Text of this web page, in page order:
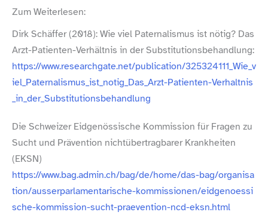
„Zum Gedenktag: Mit würdevoller Substitution und Safe
Zum Weiterlesen:
Dirk Schäffer (2018): Wie viel Paternalismus ist nötig? Das
Arzt-​Patienten-​Verhältnis in der Substitutionsbehandlung:
https://​www​.researchgate​.net/​p​u​b​l​i​c​a​t​i​o​n​/​3​2​5​3​2​4​1​1​1​_​W​i​e​_​v​
i​e​l​_​P​a​t​e​r​n​a​l​i​s​m​u​s​_​i​s​t​_​n​o​t​i​g​_​D​a​s​_​A​r​z​t​-​P​a​t​i​e​n​t​e​n​-​V​e​r​h​a​l​t​n​i​s​
_​i​n​_​d​e​r​_​S​u​b​s​t​i​t​u​t​i​o​n​s​b​e​h​a​n​d​l​ung
Die Schweizer Eidgenössische Kommission für Fragen zu
Sucht und Prävention nichtübertragbarer Krankheiten
(EKSN)
https://​www​.bag​.admin​.ch/​b​a​g​/​d​e​/​h​o​m​e​/​d​a​s​-​b​a​g​/​o​r​g​a​n​i​s​a​
t​i​o​n​/​a​u​s​s​e​r​p​a​r​l​a​m​e​n​t​a​r​i​s​c​h​e​-​k​o​m​m​i​s​s​i​o​n​e​n​/​e​i​d​g​e​n​o​e​s​s​i​
s​c​h​e​-​k​o​m​m​i​s​s​i​o​n​-​s​u​c​h​t​-​p​r​a​e​v​e​n​t​i​o​n​-​n​c​d​-​e​k​s​n​.​h​tml